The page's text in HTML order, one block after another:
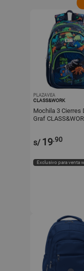
PLAZAVEA
CLASS&WORK
Mochila 3 Cierres
Graf
s/ 19.90
Exclusivo para venta